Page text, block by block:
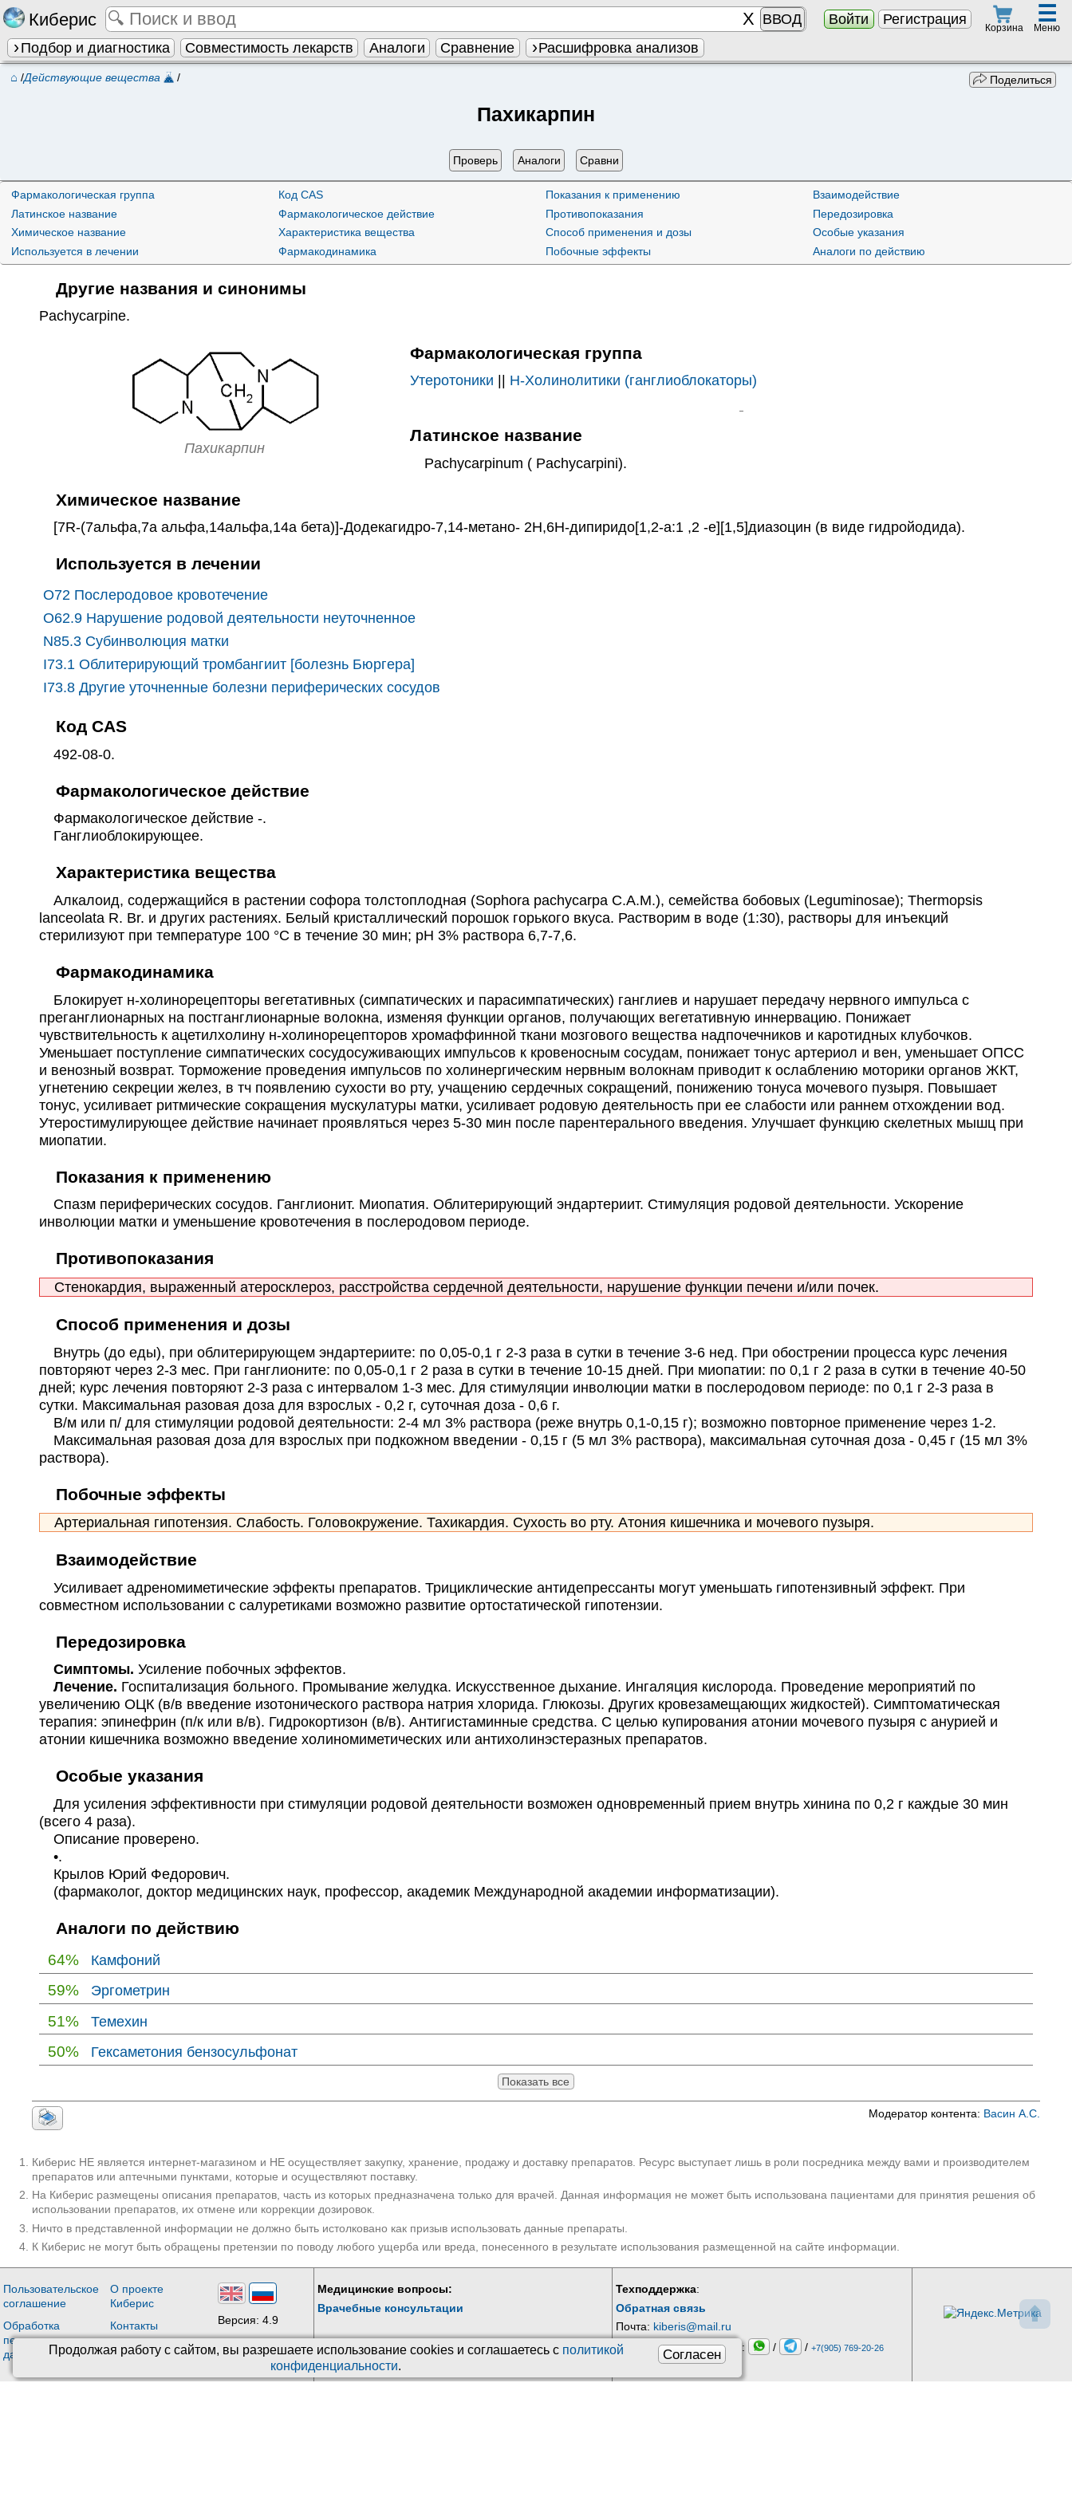
⬆
Киберис ВВОД Войти Регистрация
Корзина
☰
Меню
Подбор и диагностика Совместимость лекарств Аналоги Сравнение Расшифровка анализов
Согласен
Продолжая работу с сайтом, вы разрешаете использование сookies и соглашаетесь с политикой
конфиденциальности.
⌂ /Действующие вещества / Поделиться
Пахикарпин
Проверь Аналоги Сравни
Фармакологическая группа
Латинское название
Химическое название
Используется в лечении
Код CAS
Фармакологическое действие
Характеристика вещества
Фармакодинамика
Показания к применению
Противопоказания
Способ применения и дозы
Побочные эффекты
Взаимодействие
Передозировка
Особые указания
Аналоги по действию
Другие названия и синонимы
Pachycarpine.
Пахикарпин
Фармакологическая группа
Утеротоники Н-Холинолитики (ганглиоблокаторы)
Латинское название
Pachycarpinum ( Pachycarpini).
Химическое название
[7R-(7альфа,7а альфа,14альфа,14а бета)]-Додекагидро-7,14-метано- 2Н,6Н-дипиридо[1,2-a:1 ,2 -e][1,5]диазоцин (в виде гидройодида).
Используется в лечении
O72 Послеродовое кровотечение
O62.9 Нарушение родовой деятельности неуточненное
N85.3 Субинволюция матки
I73.1 Облитерирующий тромбангиит [болезнь Бюргера]
I73.8 Другие уточненные болезни периферических сосудов
Код CAS
492-08-0.
Фармакологическое действие
Фармакологическое действие -.
Ганглиоблокирующее.
Характеристика вещества
Алкалоид, содержащийся в растении софора толстоплодная (Sорhоrа расhycarpa С.А.М.), семейства бобовых (Leguminosae); Thermopsis
lanceolata R. Вr. и других растениях. Белый кристаллический порошок горького вкуса. Растворим в воде (1:30), растворы для инъекций
стерилизуют при температуре 100 °C в течение 30 мин; рН 3% раствора 6,7-7,6.
Фармакодинамика
Блокирует н-холинорецепторы вегетативных (симпатических и парасимпатических) ганглиев и нарушает передачу нервного импульса с
преганглионарных на постганглионарные волокна, изменяя функции органов, получающих вегетативную иннервацию. Понижает
чувствительность к ацетилхолину н-холинорецепторов хромаффинной ткани мозгового вещества надпочечников и каротидных клубочков.
Уменьшает поступление симпатических сосудосуживающих импульсов к кровеносным сосудам, понижает тонус артериол и вен, уменьшает ОПСС
и венозный возврат. Торможение проведения импульсов по холинергическим нервным волокнам приводит к ослаблению моторики органов ЖКТ,
угнетению секреции желез, в тч появлению сухости во рту, учащению сердечных сокращений, понижению тонуса мочевого пузыря. Повышает
тонус, усиливает ритмические сокращения мускулатуры матки, усиливает родовую деятельность при ее слабости или раннем отхождении вод.
Утеростимулирующее действие начинает проявляться через 5-30 мин после парентерального введения. Улучшает функцию скелетных мышц при
миопатии.
Показания к применению
Спазм периферических сосудов. Ганглионит. Миопатия. Облитерирующий эндартериит. Стимуляция родовой деятельности. Ускорение
инволюции матки и уменьшение кровотечения в послеродовом периоде.
Противопоказания
Стенокардия, выраженный атеросклероз, расстройства сердечной деятельности, нарушение функции печени и/или почек.
Способ применения и дозы
Внутрь (до еды), при облитерирующем эндартериите: по 0,05-0,1 г 2-3 раза в сутки в течение 3-6 нед. При обострении процесса курс лечения
повторяют через 2-3 мес. При ганглионите: по 0,05-0,1 г 2 раза в сутки в течение 10-15 дней. При миопатии: по 0,1 г 2 раза в сутки в течение 40-50
дней; курс лечения повторяют 2-3 раза с интервалом 1-3 мес. Для стимуляции инволюции матки в послеродовом периоде: по 0,1 г 2-3 раза в
сутки. Максимальная разовая доза для взрослых - 0,2 г, суточная доза - 0,6 г.
В/м или п/ для стимуляции родовой деятельности: 2-4 мл 3% раствора (реже внутрь 0,1-0,15 г); возможно повторное применение через 1-2.
Максимальная разовая доза для взрослых при подкожном введении - 0,15 г (5 мл 3% раствора), максимальная суточная доза - 0,45 г (15 мл 3%
раствора).
Побочные эффекты
Артериальная гипотензия. Слабость. Головокружение. Тахикардия. Сухость во рту. Атония кишечника и мочевого пузыря.
Взаимодействие
Усиливает адреномиметические эффекты препаратов. Трициклические антидепрессанты могут уменьшать гипотензивный эффект. При
совместном использовании с салуретиками возможно развитие ортостатической гипотензии.
Передозировка
Симптомы.Усиление побочных эффектов.
Лечение. Госпитализация больного. Промывание желудка. Искусственное дыхание. Ингаляция кислорода. Проведение мероприятий по
увеличению ОЦК (в/в введение изотонического раствора натрия хлорида. Глюкозы. Других кровезамещающих жидкостей). Симптоматическая
терапия: эпинефрин (п/к или в/в). Гидрокортизон (в/в). Антигистаминные средства. С целью купирования атонии мочевого пузыря с анурией и
атонии кишечника возможно введение холиномиметических или антихолинэстеразных препаратов.
Особые указания
Для усиления эффективности при стимуляции родовой деятельности возможен одновременный прием внутрь хинина по 0,2 г каждые 30 мин
(всего 4 раза).
Описание проверено.
•.
Крылов Юрий Федорович.
(фармаколог, доктор медицинских наук, профессор, академик Международной академии информатизации).
Аналоги по действию
64% Камфоний
59% Эргометрин
51% Темехин
50% Гексаметония бензосульфонат
Показать все
Модератор контента: Васин А.С.
Киберис НЕ является интернет-магазином и НЕ осуществляет закупку, хранение, продажу и доставку препаратов. Ресурс выступает лишь в роли посредника между вами и производителем
препаратов или аптечными пунктами, которые и осуществляют поставку.
На Киберис размещены описания препаратов, часть из которых предназначена только для врачей. Данная информация не может быть использована пациентами для принятия решения об
использовании препаратов, их отмене или коррекции дозировок.
Ничто в представленной информации не должно быть истолковано как призыв использовать данные препараты.
К Киберис не могут быть обращены претензии по поводу любого ущерба или вреда, понесенного в результате использования размещенной на сайте информации.
Пользовательское
соглашение
Обработка
персональных
данных
О проекте
Киберис
Контакты
Версия: 4.9
Обновления
Медицинские вопросы:
Врачебные консультации
Техподдержка:
Обратная связь
Почта: kiberis@mail.ru
Контакты программиста:
/ / +7(905) 769-20-26